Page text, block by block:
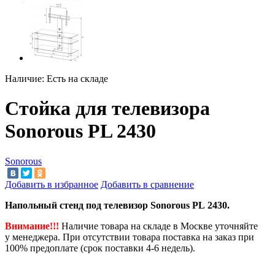
Наличие: Есть на складе
Стойка для телевизора
Sonorous PL 2430
Sonorous
Добавить в избранное Добавить в сравнение
Напольный стенд под телевизор Sonorous PL 2430.
Внимание!!! Наличие товара на складе в Москве уточняйте
у менеджера. При отсутствии товара поставка на заказ при
100% предоплате (срок поставки 4-6 недель).